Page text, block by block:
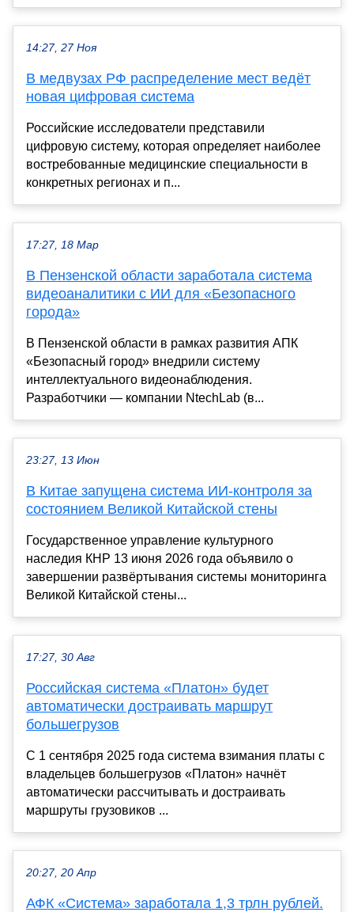
14:27, 27 Ноя
В медвузах РФ распределение мест ведёт
новая цифровая система
Российские исследователи представили
цифровую систему, которая определяет наиболее
востребованные медицинские специальности в
конкретных регионах и п...
17:27, 18 Мар
В Пензенской области заработала система
видеоаналитики с ИИ для «Безопасного
города»
В Пензенской области в рамках развития АПК
«Безопасный город» внедрили систему
интеллектуального видеонаблюдения.
Разработчики — компании NtechLab (в...
23:27, 13 Июн
В Китае запущена система ИИ-контроля за
состоянием Великой Китайской стены
Государственное управление культурного
наследия КНР 13 июня 2026 года объявило о
завершении развёртывания системы мониторинга
Великой Китайской стены...
17:27, 30 Авг
Российская система «Платон» будет
автоматически достраивать маршрут
большегрузов
С 1 сентября 2025 года система взимания платы с
владельцев большегрузов «Платон» начнёт
автоматически рассчитывать и достраивать
маршруты грузовиков ...
20:27, 20 Апр
АФК «Система» заработала 1,3 трлн рублей.